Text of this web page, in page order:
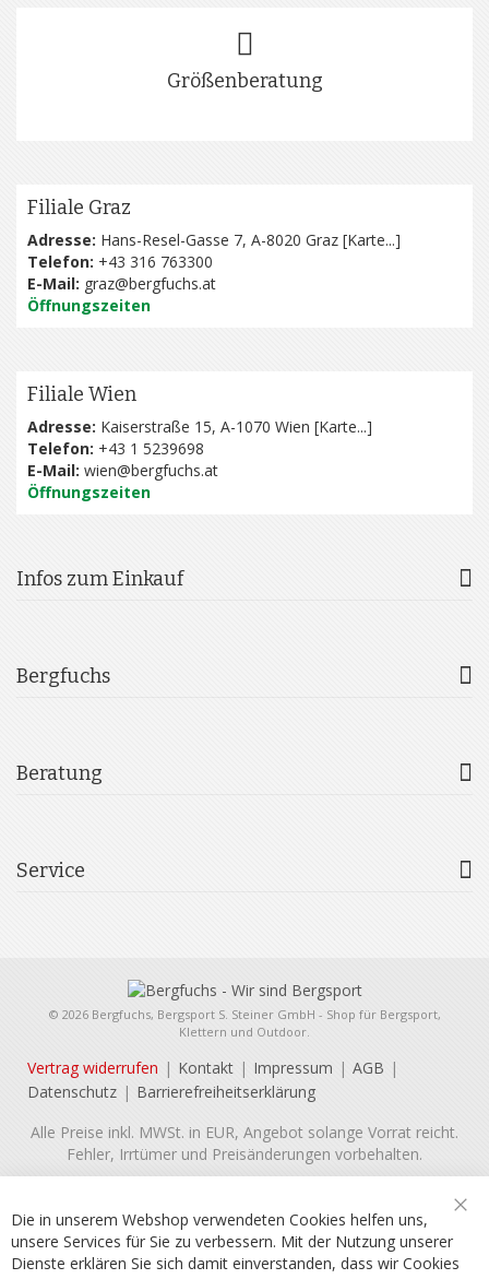
Größenberatung
Filiale Graz
Adresse: Hans-Resel-Gasse 7, A-8020 Graz [Karte...]
Telefon: +43 316 763300
E-Mail: graz@bergfuchs.at
Öffnungszeiten
Filiale Wien
Adresse: Kaiserstraße 15, A-1070 Wien [Karte...]
Telefon: +43 1 5239698
E-Mail: wien@bergfuchs.at
Öffnungszeiten
Infos zum Einkauf
Bergfuchs
Beratung
Service
© 2026 Bergfuchs, Bergsport S. Steiner GmbH - Shop für Bergsport,
Klettern und Outdoor.
Vertrag widerrufen Kontakt Impressum
AGB
Datenschutz
Barrierefreiheitserklärung
Alle Preise inkl. MWSt. in EUR, Angebot solange Vorrat reicht.
Fehler, Irrtümer und Preisänderungen vorbehalten.
Die in unserem Webshop verwendeten Cookies helfen uns,
unsere Services für Sie zu verbessern. Mit der Nutzung unserer
Dienste erklären Sie sich damit einverstanden, dass wir Cookies